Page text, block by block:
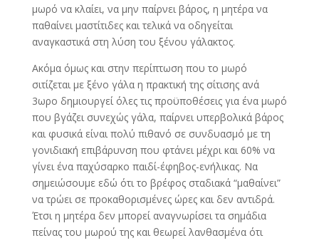
μωρό να κλαίει, να μην παίρνει βάρος, η μητέρα να
παθαίνει μαστίτιδες και τελικά να οδηγείται
αναγκαστικά στη λύση του ξένου γάλακτος.
Ακόμα όμως και στην περίπτωση που το μωρό
σιτίζεται με ξένο γάλα η πρακτική της σίτισης ανά
3ωρο δημιουργεί όλες τις προϋποθέσεις για ένα μωρό
που βγάζει συνεχώς γάλα, παίρνει υπερβολικά βάρος
και φυσικά είναι πολύ πιθανό σε συνδυασμό με τη
γονιδιακή επιβάρυνση που φτάνει μέχρι και 60% να
γίνει ένα παχύσαρκο παιδί-έφηβος-ενήλικας. Να
σημειώσουμε εδώ ότι το βρέφος σταδιακά “μαθαίνει”
να τρώει σε προκαθορισμένες ώρες και δεν αντιδρά.
Έτσι η μητέρα δεν μπορεί αναγνωρίσει τα σημάδια
πείνας του μωρού της και θεωρεί λανθασμένα ότι